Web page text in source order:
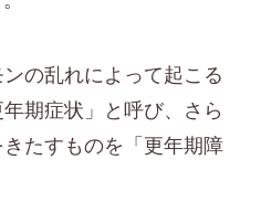
の乱れによって起こる
期症状」と呼び、さら
たすものを「更年期障